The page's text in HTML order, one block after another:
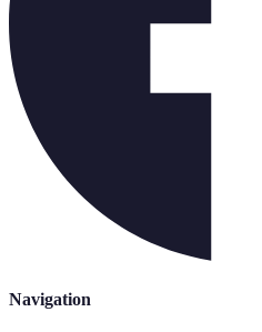
Navigation